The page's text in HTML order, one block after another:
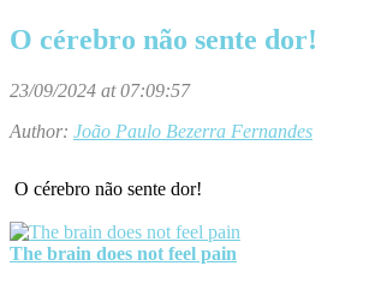
O cérebro não sente dor!
23/09/2024 at 07:09:57
Author: João Paulo Bezerra Fernandes
O cérebro não sente dor!
The brain does not feel pain